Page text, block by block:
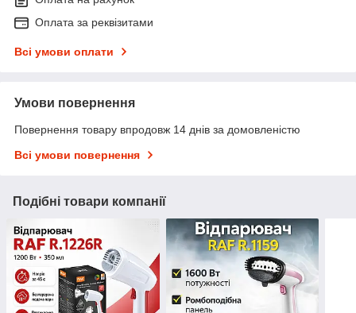
Оплата за реквізитами
Всі умови оплати
Умови повернення
Повернення товару впродовж 14 днів за домовленістю
Всі умови повернення
Подібні товари компанії